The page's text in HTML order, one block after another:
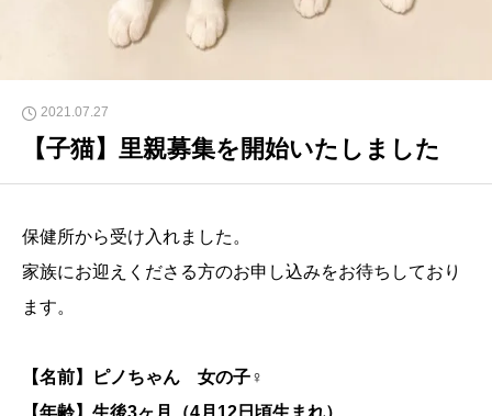
2021.07.27
【子猫】里親募集を開始いたしました
保健所から受け入れました。
家族にお迎えくださる方のお申し込みをお待ちしており
ます。
【名前】ピノちゃん 女の子♀
【年齢】生後3ヶ月（4月12日頃生まれ）